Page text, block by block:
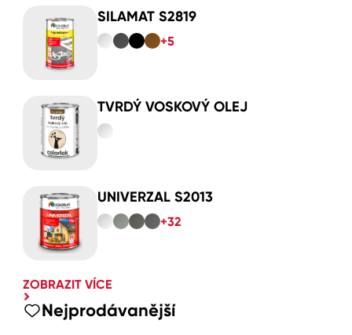
SILAMAT S2819
+5
TVRDÝ VOSKOVÝ OLEJ
UNIVERZAL S2013
+32
ZOBRAZIT VÍCE
Nejprodávanější